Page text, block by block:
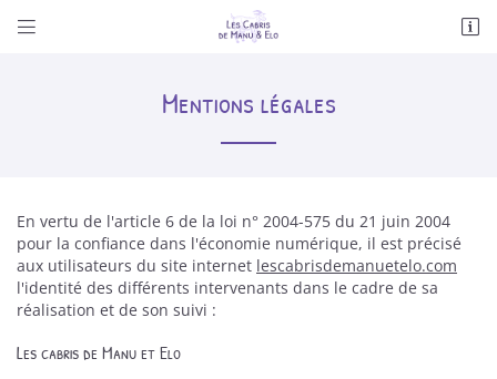
 
Mentions légales
En vertu de l'article 6 de la loi n° 2004-575 du 21 juin 2004
pour la confiance dans l'économie numérique, il est précisé
aux utilisateurs du site internet lescabrisdemanuetelo.com
l'identité des différents intervenants dans le cadre de sa
réalisation et de son suivi :
Les cabris de Manu et Elo